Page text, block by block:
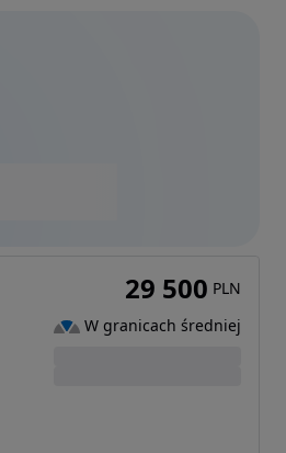
29 500 PLN
W granicach średniej